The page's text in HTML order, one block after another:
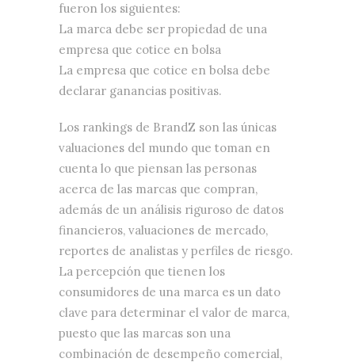
fueron los siguientes:
La marca debe ser propiedad de una
empresa que cotice en bolsa
La empresa que cotice en bolsa debe
declarar ganancias positivas.
Los rankings de BrandZ son las únicas
valuaciones del mundo que toman en
cuenta lo que piensan las personas
acerca de las marcas que compran,
además de un análisis riguroso de datos
financieros, valuaciones de mercado,
reportes de analistas y perfiles de riesgo.
La percepción que tienen los
consumidores de una marca es un dato
clave para determinar el valor de marca,
puesto que las marcas son una
combinación de desempeño comercial,